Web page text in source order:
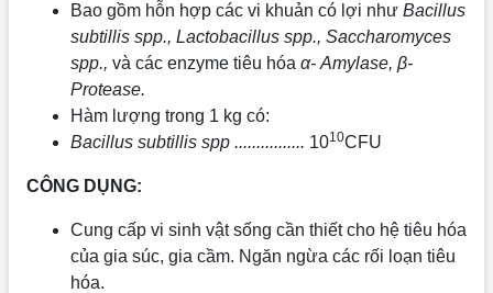
Bao gồm hỗn hợp các vi khuản có lợi như Bacillus
subtillis spp., Lactobacillus spp., Saccharomyces
spp., và các enzyme tiêu hóa α- Amylase, β-
Protease.
Hàm lượng trong 1 kg có:
Bacillus subtillis spp ................ 1010CFU
CÔNG DỤNG:
Cung cấp vi sinh vật sống cần thiết cho hệ tiêu hóa
của gia súc, gia cầm. Ngăn ngừa các rối loạn tiêu
hóa.